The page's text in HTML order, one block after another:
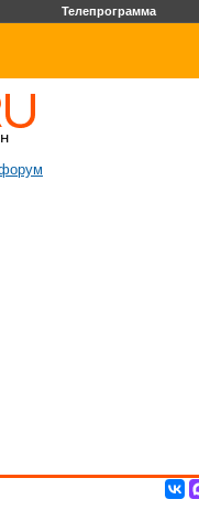
Телепрограмма